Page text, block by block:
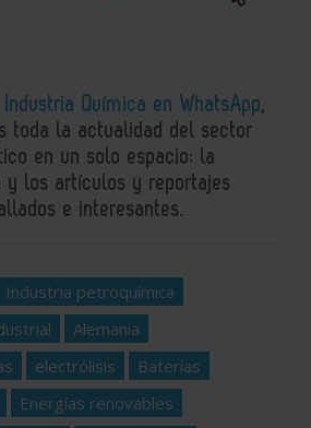
Química en WhatsApp,
toda la actualidad del sector
en un solo espacio: la
y los artículos y reportajes
e interesantes.
Industria petroquímica
Alemania
electrólisis
Baterías
Energías renovables